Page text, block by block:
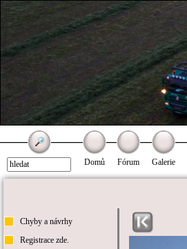
Domů Fórum Galerie
Chyby a návrhy
Registrace zde.